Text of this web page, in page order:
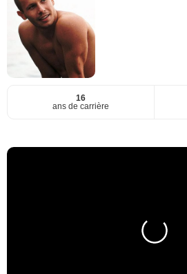
16
ans de carrière